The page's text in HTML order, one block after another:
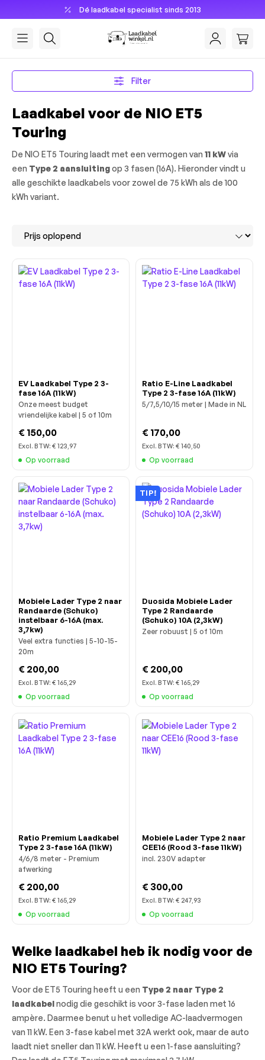
Dé laadkabel specialist sinds 2013
Filter
Laadkabel voor de NIO ET5
Touring
De NIO ET5 Touring laadt met een vermogen van 11 kWvia
een Type 2 aansluitingop 3 fasen (16A). Hieronder vindt u
alle geschikte laadkabels voor zowel de 75 kWh als de 100
kWh variant.
EV Laadkabel Type 2 3-
fase 16A (11kW)
Onze meest budget
vriendelijke kabel | 5 of 10m
€ 150,00
Excl. BTW: € 123,97
Op voorraad
Ratio E-Line Laadkabel
Type 2 3-fase 16A (11kW)
5/7,5/10/15 meter | Made in NL
€ 170,00
Excl. BTW: € 140,50
Op voorraad
Mobiele Lader Type 2 naar
Randaarde (Schuko)
instelbaar 6-16A (max.
3,7kw)
Veel extra functies | 5-10-15-
20m
€ 200,00
Excl. BTW: € 165,29
Op voorraad
TIP!
Duosida Mobiele Lader
Type 2 Randaarde
(Schuko) 10A (2,3kW)
Zeer robuust | 5 of 10m
€ 200,00
Excl. BTW: € 165,29
Op voorraad
Ratio Premium Laadkabel
Type 2 3-fase 16A (11kW)
4/6/8 meter - Premium
afwerking
€ 200,00
Excl. BTW: € 165,29
Op voorraad
Mobiele Lader Type 2 naar
CEE16 (Rood 3-fase 11kW)
incl. 230V adapter
€ 300,00
Excl. BTW: € 247,93
Op voorraad
Welke laadkabel heb ik nodig voor de
NIO ET5 Touring?
Voor de ET5 Touring heeft u een Type 2 naar Type 2
laadkabelnodig die geschikt is voor 3-fase laden met 16
ampère. Daarmee benut u het volledige AC-laadvermogen
van 11 kW. Een 3-fase kabel met 32A werkt ook, maar de auto
laadt niet sneller dan 11 kW. Heeft u een 1-fase aansluiting?